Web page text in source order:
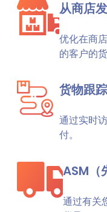
从商店
优化在商
的客户的货
货物跟踪
通过实时
付。
ASM（
通过有关